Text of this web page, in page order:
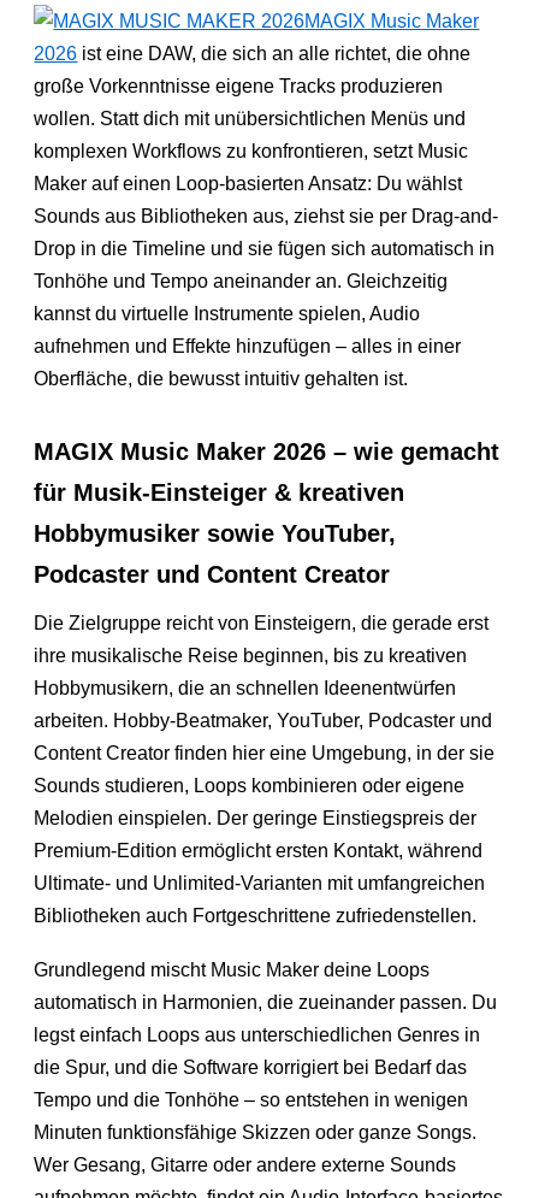
MAGIX Music Maker
2026 ist eine DAW, die sich an alle richtet, die ohne
große Vorkenntnisse eigene Tracks produzieren
wollen. Statt dich mit unübersichtlichen Menüs und
komplexen Workflows zu konfrontieren, setzt Music
Maker auf einen Loop-basierten Ansatz: Du wählst
Sounds aus Bibliotheken aus, ziehst sie per Drag-and-
Drop in die Timeline und sie fügen sich automatisch in
Tonhöhe und Tempo aneinander an. Gleichzeitig
kannst du virtuelle Instrumente spielen, Audio
aufnehmen und Effekte hinzufügen – alles in einer
Oberfläche, die bewusst intuitiv gehalten ist.
MAGIX Music Maker 2026 – wie gemacht
für Musik-Einsteiger & kreativen
Hobbymusiker sowie YouTuber,
Podcaster und Content Creator
Die Zielgruppe reicht von Einsteigern, die gerade erst
ihre musikalische Reise beginnen, bis zu kreativen
Hobbymusikern, die an schnellen Ideenentwürfen
arbeiten. Hobby-Beatmaker, YouTuber, Podcaster und
Content Creator finden hier eine Umgebung, in der sie
Sounds studieren, Loops kombinieren oder eigene
Melodien einspielen. Der geringe Einstiegspreis der
Premium-Edition ermöglicht ersten Kontakt, während
Ultimate- und Unlimited-Varianten mit umfangreichen
Bibliotheken auch Fortgeschrittene zufriedenstellen.
Grundlegend mischt Music Maker deine Loops
automatisch in Harmonien, die zueinander passen. Du
legst einfach Loops aus unterschiedlichen Genres in
die Spur, und die Software korrigiert bei Bedarf das
Tempo und die Tonhöhe – so entstehen in wenigen
Minuten funktionsfähige Skizzen oder ganze Songs.
Wer Gesang, Gitarre oder andere externe Sounds